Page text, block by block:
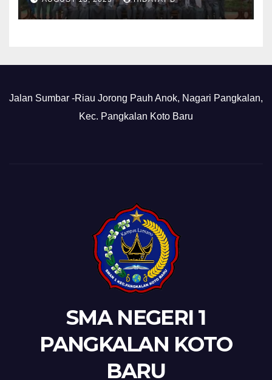
Jalan Sumbar -Riau Jorong Pauh Anok, Nagari Pangkalan,
Kec. Pangkalan Koto Baru
SMA NEGERI 1
PANGKALAN KOTO
BARU